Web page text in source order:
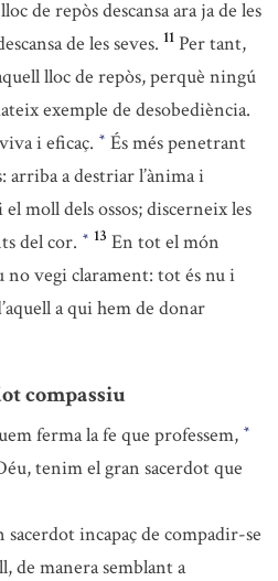
de repòs descansa ara ja de les
de les seves. 11 Per tant,
lloc de repòs, perquè ningú
exemple de desobediència.
i eficaç. * És més penetrant
arriba a destriar l’ànima i
moll dels ossos; discerneix les
del cor. * 13 En tot el món
no vegi clarament: tot és nu i
a qui hem de donar
compassiu
ferma la fe que professem, *
tenim el gran sacerdot que
incapaç de compadir-se
de manera semblant a